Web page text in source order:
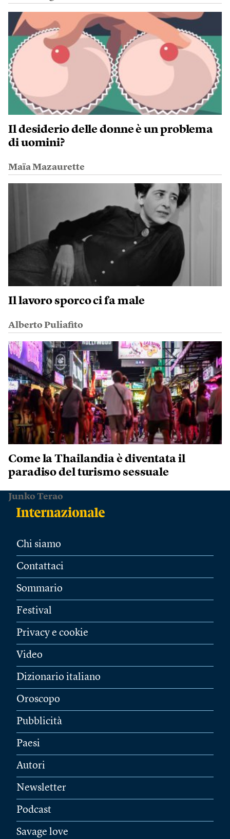
Il desiderio delle donne è un problema
di uomini?
Maïa Mazaurette
Il lavoro sporco ci fa male
Alberto Puliafito
Come la Thailandia è diventata il
paradiso del turismo sessuale
Junko Terao
Chi siamo
Contattaci
Sommario
Festival
Privacy e cookie
Video
Dizionario italiano
Oroscopo
Pubblicità
Paesi
Autori
Newsletter
Podcast
Savage love